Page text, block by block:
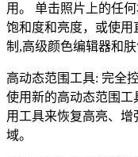
用。 单击照片上的任
饱和度和亮度，或使
制,高级颜色编辑器和
高动态范围工具: 完全
使用新的高动态范围
用工具来恢复高亮、
域。